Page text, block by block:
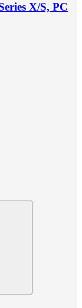
X/S, PC